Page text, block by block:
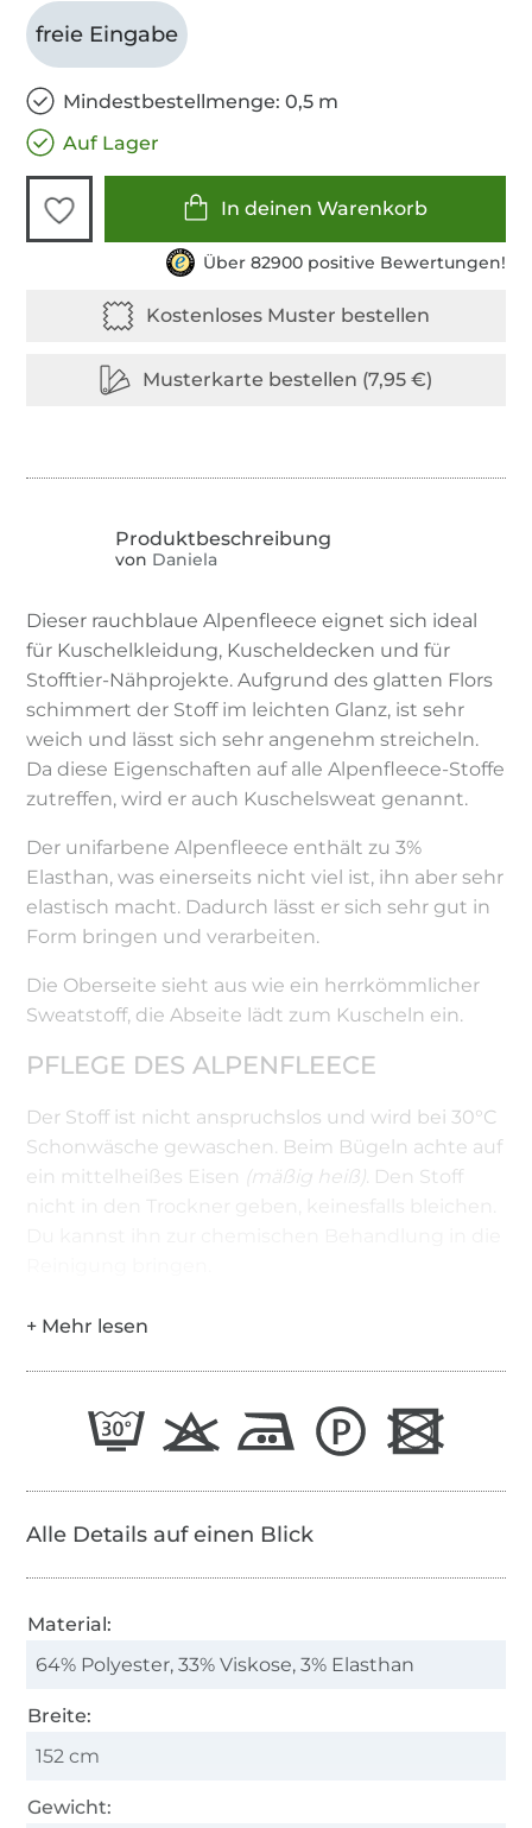
freie Eingabe
Mindestbestellmenge: 0,5 m
Auf Lager
In deinen Warenkorb
Über 82900 positive Bewertungen!
von Daniela
Dieser rauchblaue Alpenfleece eignet sich ideal
für Kuschelkleidung, Kuscheldecken und für
Stofftier-Nähprojekte. Aufgrund des glatten Flors
schimmert der Stoff im leichten Glanz, ist sehr
weich und lässt sich sehr angenehm streicheln.
Da diese Eigenschaften auf alle Alpenfleece-Stoffe
zutreffen, wird er auch Kuschelsweat genannt.
Der unifarbene Alpenfleece enthält zu 3%
Elasthan, was einerseits nicht viel ist, ihn aber sehr
elastisch macht. Dadurch lässt er sich sehr gut in
Form bringen und verarbeiten.
Die Oberseite sieht aus wie ein herrkömmlicher
Sweatstoff, die Abseite lädt zum Kuscheln ein.
PFLEGE DES ALPENFLEECE
Der Stoff ist nicht anspruchslos und wird bei 30°C
Schonwäsche gewaschen. Beim Bügeln achte auf
ein mittelheißes Eisen (mäßig heiß) . Den Stoff
nicht in den Trockner geben, keinesfalls bleichen.
Alle Details auf einen Blick
Material:
64% Polyester, 33% Viskose, 3% Elasthan
Breite:
152 cm
Gewicht: